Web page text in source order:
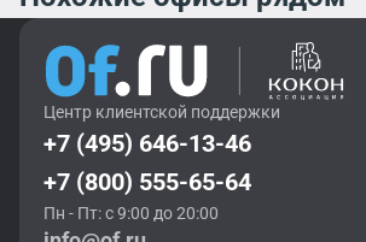
Центр клиентской поддержки
+7 (495) 646-13-46
+7 (800) 555-65-64
Пн - Пт: с 9:00 до 20:00